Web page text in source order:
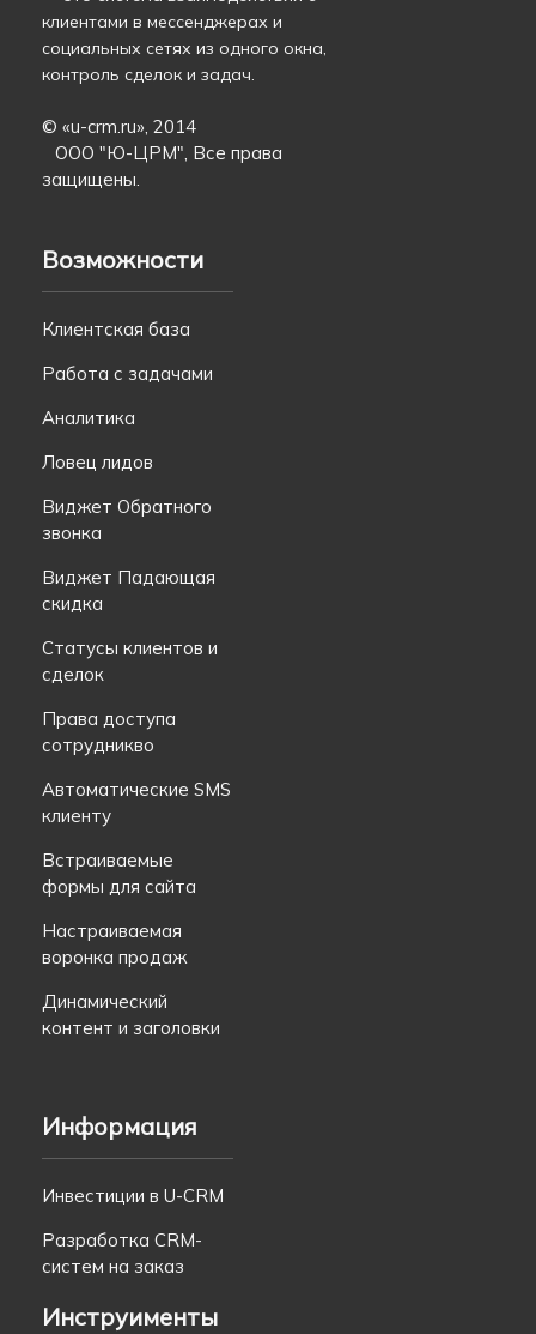
клиентами в мессенджерах и
социальных сетях из одного окна,
контроль сделок и задач.
© «u-crm.ru», 2014
ООО "Ю-ЦРМ", Все права
защищены.
Возможности
Клиентская база
Работа с задачами
Аналитика
Ловец лидов
Виджет Обратного
звонка
Виджет Падающая
скидка
Статусы клиентов и
сделок
Права доступа
сотрудникво
Автоматические SMS
клиенту
Встраиваемые
формы для сайта
Настраиваемая
воронка продаж
Динамический
контент и заголовки
Информация
Инвестиции в U-CRM
Разработка CRM-
систем на заказ
Инструименты